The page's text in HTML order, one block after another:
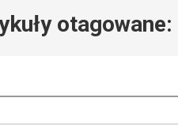
otagowane: